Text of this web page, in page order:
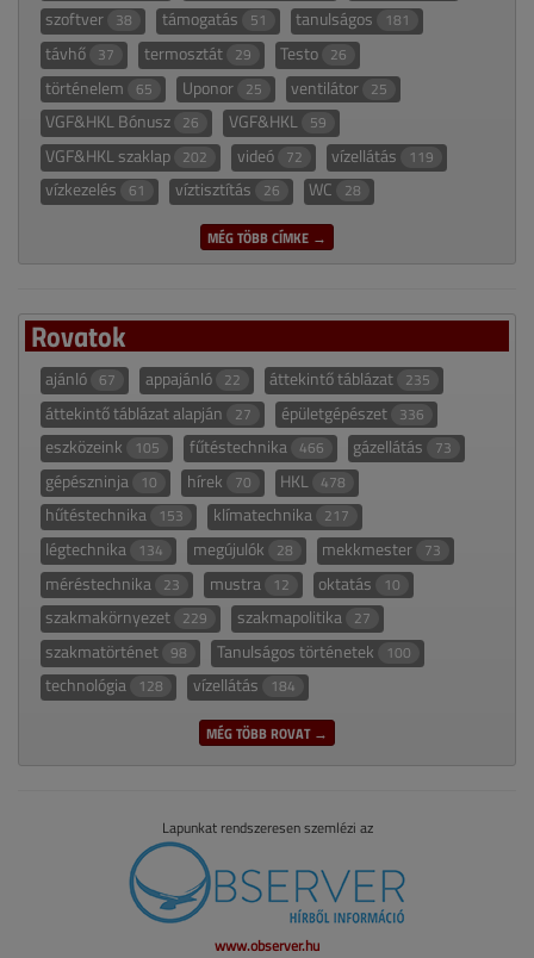
szoftver 38 támogatás 51 tanulságos 181
távhő 37 termosztát 29 Testo 26
történelem 65 Uponor 25 ventilátor 25
VGF&HKL Bónusz 26 VGF&HKL 59
VGF&HKL szaklap 202 videó 72 vízellátás 119
vízkezelés 61 víztisztítás 26 WC 28
MÉG TÖBB CÍMKE →
Rovatok
ajánló 67 appajánló 22 áttekintő táblázat 235
áttekintő táblázat alapján 27 épületgépészet 336
eszközeink 105 fűtéstechnika 466 gázellátás 73
gépészninja 10 hírek 70 HKL 478
hűtéstechnika 153 klímatechnika 217
légtechnika 134 megújulók 28 mekkmester 73
méréstechnika 23 mustra 12 oktatás 10
szakmakörnyezet 229 szakmapolitika 27
szakmatörténet 98 Tanulságos történetek 100
technológia 128 vízellátás 184
MÉG TÖBB ROVAT →
Lapunkat rendszeresen szemlézi az
www.observer.hu